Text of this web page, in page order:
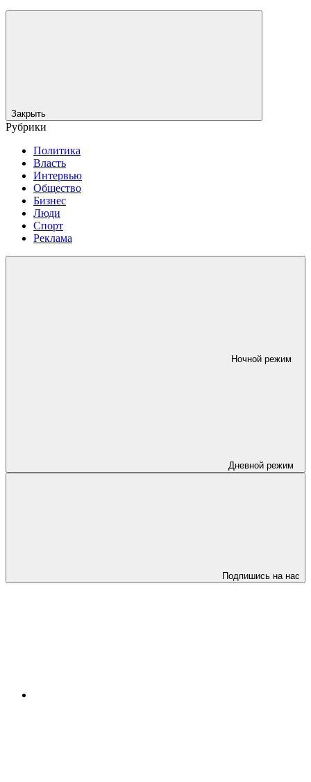
Закрыть
Рубрики
Политика
Власть
Интервью
Общество
Бизнес
Люди
Спорт
Реклама
Ночной режим
Дневной режим
Подпишись на нас